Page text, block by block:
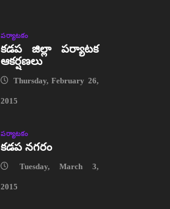
పర్యాటకం
కడప జిల్లా పర్యాటక
ఆకర్షణలు
Thursday, February 26,
2015
పర్యాటకం
కడప నగరం
Tuesday, March 3,
2015